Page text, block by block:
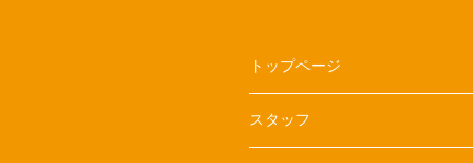
トップページ
スタッフ